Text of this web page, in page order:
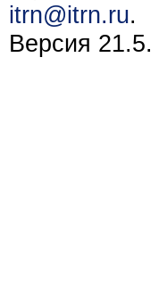
itrn@itrn.ru.
Версия 21.5.